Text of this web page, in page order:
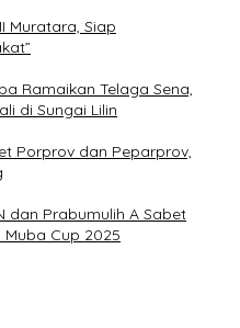
Muratara, Siap
Ramaikan Telaga Sena,
di Sungai Lilin
Porprov dan Peparprov,
dan Prabumulih A Sabet
Cup 2025